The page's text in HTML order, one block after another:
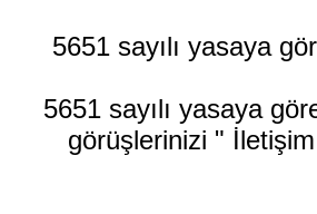
5651 sayılı yasaya
5651 sayılı yasaya
görüşlerinizi "